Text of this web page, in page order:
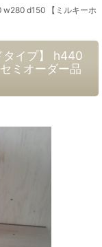
d150 【ミルキーホ
タイプ】 h440
ミオーダー品